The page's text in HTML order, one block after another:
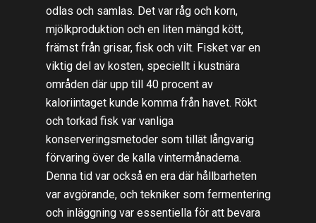
odlas och samlas. Det var råg och korn,
mjölkproduktion och en liten mängd kött,
främst från grisar, fisk och vilt. Fisket var en
viktig del av kosten, speciellt i kustnära
områden där upp till 40 procent av
kaloriintaget kunde komma från havet. Rökt
och torkad fisk var vanliga
konserveringsmetoder som tillät långvarig
förvaring över de kalla vintermånaderna.
Denna tid var också en era där hållbarheten
var avgörande, och tekniker som fermentering
och inläggning var essentiella för att bevara